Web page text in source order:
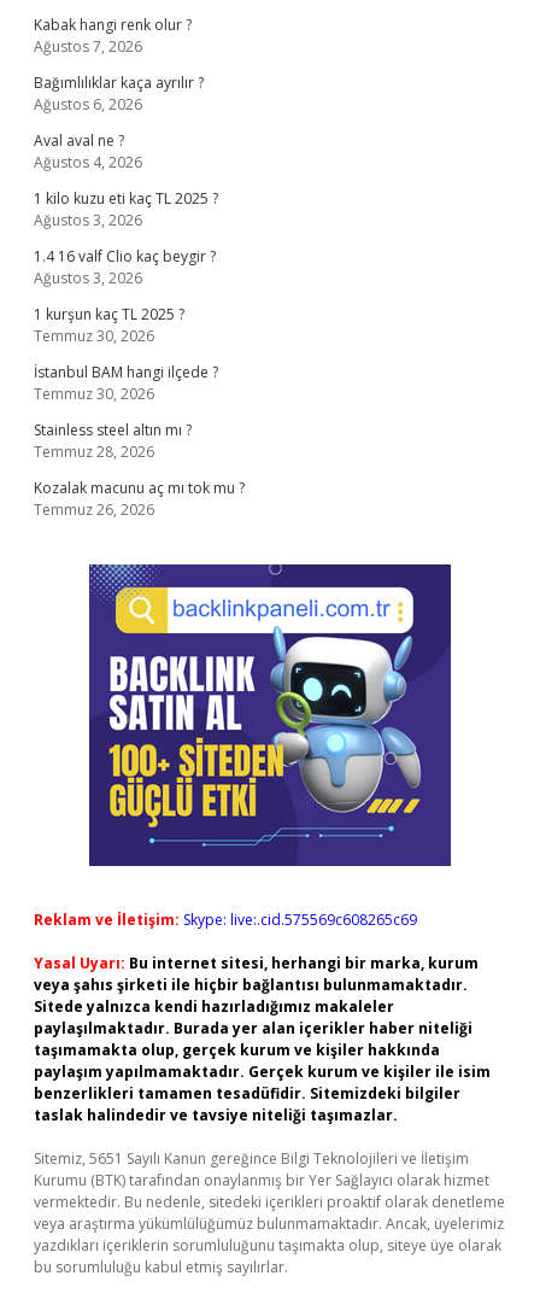
Kabak hangi renk olur ?
Ağustos 7, 2026
Bağımlılıklar kaça ayrılır ?
Ağustos 6, 2026
Aval aval ne ?
Ağustos 4, 2026
1 kilo kuzu eti kaç TL 2025 ?
Ağustos 3, 2026
1.4 16 valf Clio kaç beygir ?
Ağustos 3, 2026
1 kurşun kaç TL 2025 ?
Temmuz 30, 2026
İstanbul BAM hangi ilçede ?
Temmuz 30, 2026
Stainless steel altın mı ?
Temmuz 28, 2026
Kozalak macunu aç mı tok mu ?
Temmuz 26, 2026
Reklam ve İletişim: Skype: live:.cid.575569c608265c69
Yasal Uyarı: Bu internet sitesi, herhangi bir marka, kurum
veya şahıs şirketi ile hiçbir bağlantısı bulunmamaktadır.
Sitede yalnızca kendi hazırladığımız makaleler
paylaşılmaktadır. Burada yer alan içerikler haber niteliği
taşımamakta olup, gerçek kurum ve kişiler hakkında
paylaşım yapılmamaktadır. Gerçek kurum ve kişiler ile isim
benzerlikleri tamamen tesadüfidir. Sitemizdeki bilgiler
taslak halindedir ve tavsiye niteliği taşımazlar.
Sitemiz, 5651 Sayılı Kanun gereğince Bilgi Teknolojileri ve İletişim
Kurumu (BTK) tarafından onaylanmış bir Yer Sağlayıcı olarak hizmet
vermektedir. Bu nedenle, sitedeki içerikleri proaktif olarak denetleme
veya araştırma yükümlülüğümüz bulunmamaktadır. Ancak, üyelerimiz
yazdıkları içeriklerin sorumluluğunu taşımakta olup, siteye üye olarak
bu sorumluluğu kabul etmiş sayılırlar.